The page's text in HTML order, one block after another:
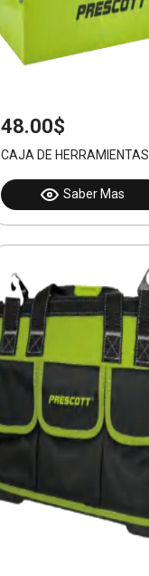
48.00$
CAJA DE HERRAMIENTAS
Saber Mas